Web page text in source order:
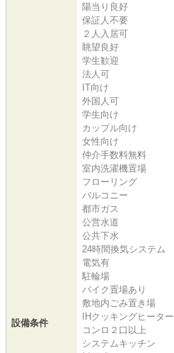
設備条件
陽当り良好
保証人不要
２人入居可
眺望良好
学生歓迎
法人可
IT向け
外国人可
学生向け
カップル向け
女性向け
仲介手数料無料
室内洗濯機置場
フローリング
バルコニー
都市ガス
公営水道
公共下水
24時間換気システム
電気有
駐輪場
バイク置場あり
敷地内ごみ置き場
IHクッキングヒーター
コンロ２口以上
システムキッチン